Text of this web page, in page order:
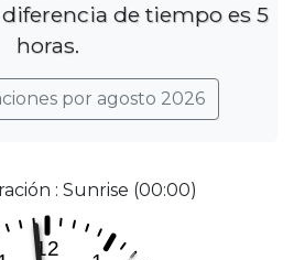
de tiempo es 5
horas.
por agosto 2026
: Sunrise (00:00)